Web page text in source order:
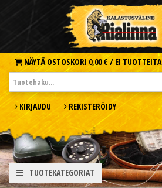
NÄYTÄ OSTOSKORI 0,00 € / EI TUOTTEITA
KIRJAUDU REKISTERÖIDY
TUOTEKATEGORIAT